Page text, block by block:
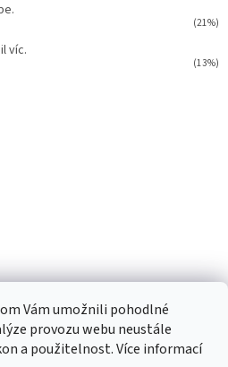
Vám umožnili pohodlné
provozu webu neustále
a použitelnost. Více informací
(21%)
víc.
(13%)
www.sport4outlet.cz